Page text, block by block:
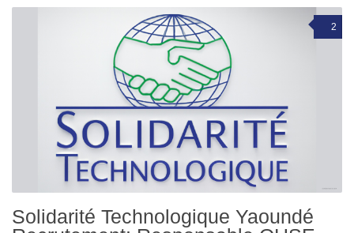
2
Solidarité Technologique Yaoundé